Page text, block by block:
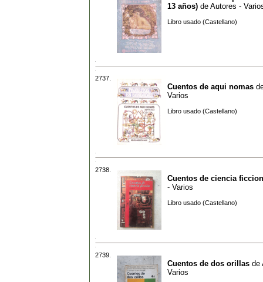
13 años) de Autores -
Libro usado (Castellano)
2737.
Cuentos de aqui nomas
Varios
Libro usado (Castellano)
2738.
Cuentos de ciencia ficcion
- Varios
Libro usado (Castellano)
2739.
Cuentos de dos orillas de
Varios